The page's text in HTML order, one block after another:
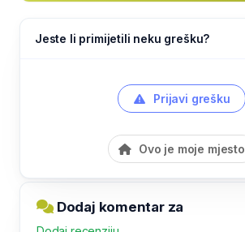
Jeste li primijetili neku grešku?
Prijavi grešku
Ovo je moje mjesto
Dodaj komentar za